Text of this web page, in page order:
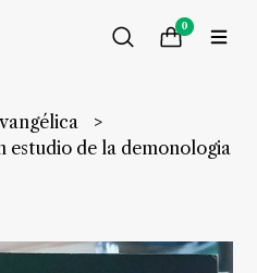
0
estudio de la demonologia